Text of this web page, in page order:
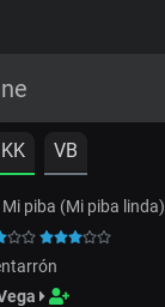
KK VB
Mi piba (Mi piba linda)